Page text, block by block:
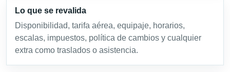
Lo que se revalida
Disponibilidad, tarifa aérea, equipaje, horarios,
escalas, impuestos, política de cambios y cualquier
extra como traslados o asistencia.